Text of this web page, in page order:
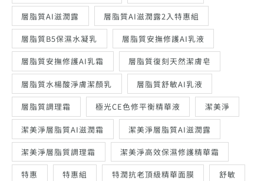
層脂質AI滋潤露 層脂質AI滋潤露2入特惠組
層脂質B5保濕水凝乳 層脂質安撫修護AI乳液
層脂質安撫修護AI乳霜 層脂質復刻天然潔膚皂
層脂質水楊酸淨膚潔顏乳 層脂質舒敏AI乳液
層脂質調理霜 極光CE色修平衡精華液 潔美淨
潔美淨層脂質AI滋潤霜 潔美淨層脂質AI滋潤露
潔美淨層脂質調理霜 潔美淨高效保濕修護精華霜
特惠 特惠組 特潤抗老頂級精華面膜 舒敏